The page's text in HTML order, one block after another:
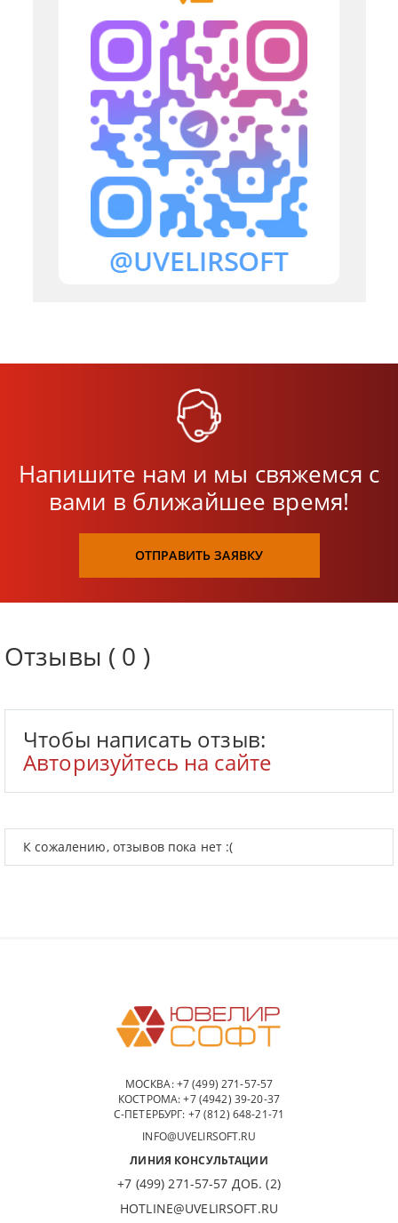
Напишите нам и мы свяжемся с
вами в ближайшее время!
ОТПРАВИТЬ ЗАЯВКУ
Отзывы ( 0 )
Чтобы написать отзыв:
Авторизуйтесь на сайте
К сожалению, отзывов пока нет :(
ЛИНИЯ КОНСУЛЬТАЦИИ
+7 (499) 271-57-57 ДОБ. (2)
HOTLINE@UVELIRSOFT.RU
МОСКВА:+7 (499) 271-57-57
КОСТРОМА:+7 (4942) 39-20-37
С-ПЕТЕРБУРГ: +7 (812) 648-21-71
INFO@UVELIRSOFT.RU